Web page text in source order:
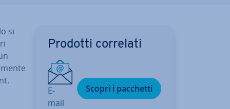
si
Prodotti correlati
E-
mail
Scopri i pacchetti